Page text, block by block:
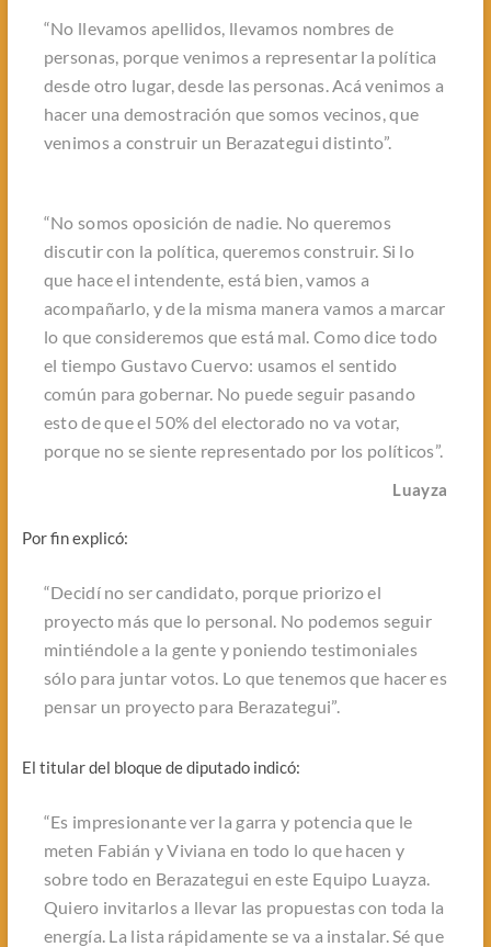
“No llevamos apellidos, llevamos nombres de
personas, porque venimos a representar la política
desde otro lugar, desde las personas. Acá venimos a
hacer una demostración que somos vecinos, que
venimos a construir un Berazategui distinto”.
“No somos oposición de nadie. No queremos
discutir con la política, queremos construir. Si lo
que hace el intendente, está bien, vamos a
acompañarlo, y de la misma manera vamos a marcar
lo que consideremos que está mal. Como dice todo
el tiempo Gustavo Cuervo: usamos el sentido
común para gobernar. No puede seguir pasando
esto de que el 50% del electorado no va votar,
porque no se siente representado por los políticos”.
Luayza
Por fin explicó:
“Decidí no ser candidato, porque priorizo el
proyecto más que lo personal. No podemos seguir
mintiéndole a la gente y poniendo testimoniales
sólo para juntar votos. Lo que tenemos que hacer es
pensar un proyecto para Berazategui”.
El titular del bloque de diputado indicó:
“Es impresionante ver la garra y potencia que le
meten Fabián y Viviana en todo lo que hacen y
sobre todo en Berazategui en este Equipo Luayza.
Quiero invitarlos a llevar las propuestas con toda la
energía. La lista rápidamente se va a instalar. Sé que